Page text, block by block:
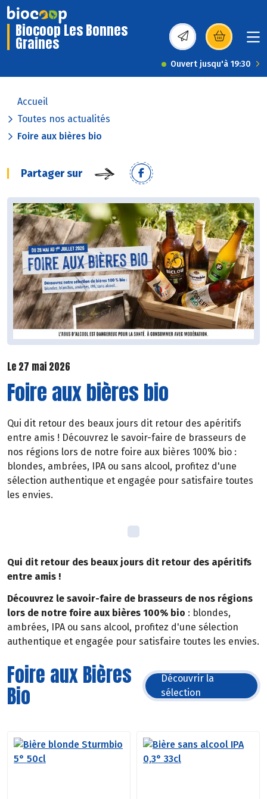
Biocoop Les Bonnes
Graines (s’ouvre dans une
Ouvert jusqu'à 19:30
Accueil
Toutes nos actualités
Foire aux bières bio
Partager sur
Le 27 mai 2026
Foire aux bières bio
Qui dit retour des beaux jours dit retour des apéritifs
entre amis ! Découvrez le savoir-faire de brasseurs de
nos régions lors de notre foire aux bières 100% bio :
blondes, ambrées, IPA ou sans alcool, profitez d'une
sélection authentique et engagée pour satisfaire toutes
les envies.
Qui dit retour des beaux jours dit retour des apéritifs
entre amis !
Découvrez le savoir-faire de brasseurs de nos régions
lors de notre foire aux bières 100% bio : blondes,
ambrées, IPA ou sans alcool, profitez d'une sélection
authentique et engagée pour satisfaire toutes les envies.
Foire aux Bières
Bio
Découvrir la
sélection